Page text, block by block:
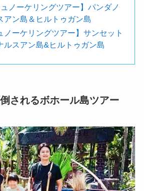
ュノーケリングツアー】パンダノ
アン島＆ヒルトゥガン島
ノーケリングツアー】サンセット
ルスアン島&ヒルトゥガン島
されるボホール島ツアー